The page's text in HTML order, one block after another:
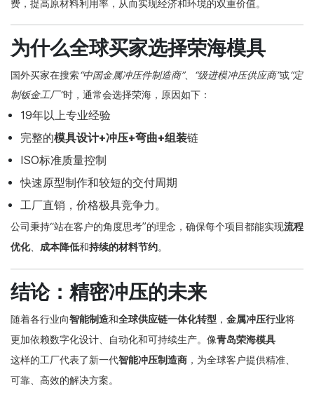
费，提高原材料利用率，从而实现经济和环境的双重价值。
为什么全球买家选择荣海模具
国外买家在搜索“中国金属冲压件制造商”、 “级进模冲压供应商”或“定
制钣金工厂”时，通常会选择荣海，原因如下：
19年以上专业经验
完整的模具设计+冲压+弯曲+组装链
ISO标准质量控制
快速原型制作和较短的交付周期
工厂直销，价格极具竞争力。
公司秉持“站在客户的角度思考”的理念，确保每个项目都能实现流程
优化、 成本降低和持续的材料节约。
结论：精密冲压的未来
随着各行业向智能制造和全球供应链一体化转型 ， 金属冲压行业将
更加依赖数字化设计、自动化和可持续生产。像青岛荣海模具
这样的工厂代表了新一代智能冲压制造商 ，为全球客户提供精准、
可靠、高效的解决方案。